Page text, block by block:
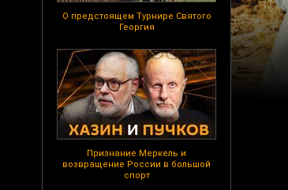
О предстоящем Турнире Святого
Георгия
Признание Меркель и
возвращение России в большой
спорт